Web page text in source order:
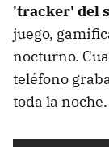
'tracker' del
juego,
nocturno.
teléfono
toda la noche.